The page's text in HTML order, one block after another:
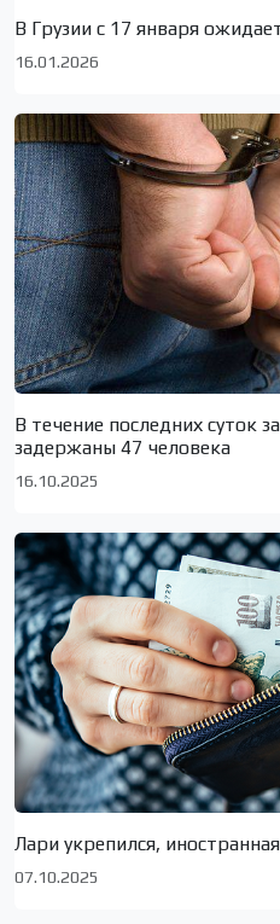
В Грузии с 17 января
16.01.2026
В течение последних суток
задержаны 47 человека
16.10.2025
Лари укрепился,
07.10.2025